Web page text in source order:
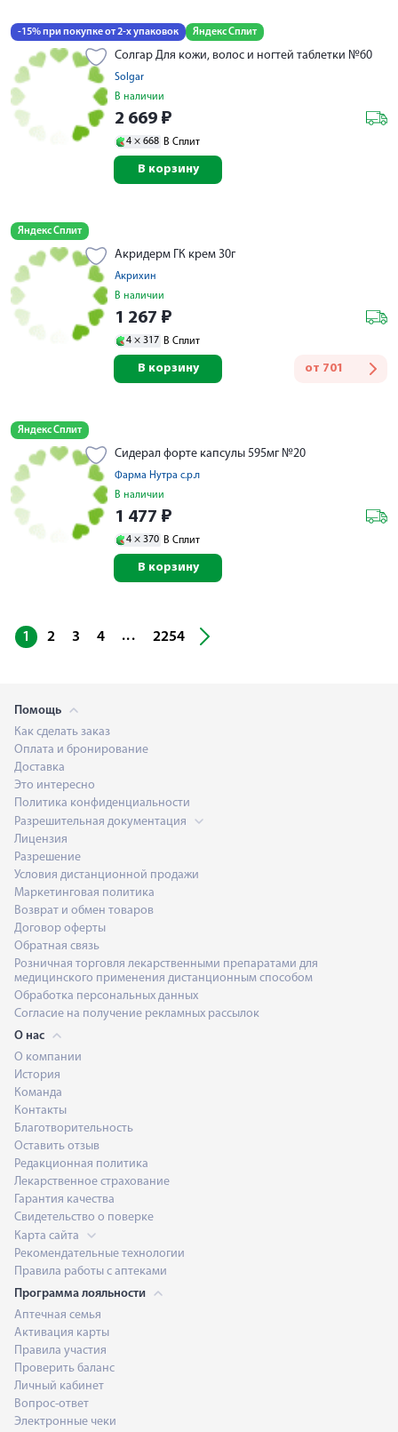
-15% при покупке от 2-х упаковок Яндекс Сплит
Солгар Для кожи, волос и ногтей таблетки №60
Solgar
В наличии
2 669 ₽
4 × 668 В Сплит
В корзину
Яндекс Сплит
Акридерм ГК крем 30г
Акрихин
В наличии
1 267 ₽
4 × 317 В Сплит
от 701
В корзину
Яндекс Сплит
Сидерал форте капсулы 595мг №20
Фарма Нутра с.р.л
В наличии
1 477 ₽
4 × 370 В Сплит
В корзину
1 2 3 4 ... 2254
Помощь
Как сделать заказ
Оплата и бронирование
Доставка
Это интересно
Политика конфиденциальности
Разрешительная документация
Лицензия
Разрешение
Условия дистанционной продажи
Маркетинговая политика
Возврат и обмен товаров
Договор оферты
Обратная связь
Розничная торговля лекарственными препаратами для
медицинского применения дистанционным способом
Обработка персональных данных
Согласие на получение рекламных рассылок
О нас
О компании
История
Команда
Контакты
Благотворительность
Оставить отзыв
Редакционная политика
Лекарственное страхование
Гарантия качества
Свидетельство о поверке
Карта сайта
Рекомендательные технологии
Правила работы с аптеками
Программа лояльности
Аптечная семья
Активация карты
Правила участия
Проверить баланс
Личный кабинет
Вопрос-ответ
Электронные чеки